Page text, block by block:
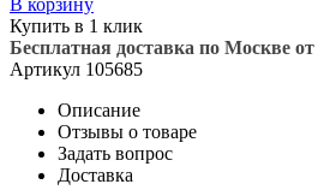
Купить в 1 клик
Бесплатная доставка по Москве от
Артикул 105685
Описание
Отзывы о товаре
Задать вопрос
Доставка